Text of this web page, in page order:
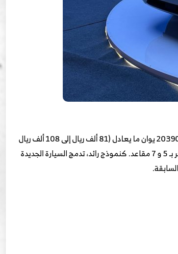
اليوم رسميًا تم إطلاق شيري تيجو 9، وأطلقت السيارة الجديدة ما مجموعه 5 فئات، بسعر 152900 إلى 203900 يوان ما يعادل (81 ألف ريال إلى 108 ألف ريال
سعودي) . تم وضع السيارة الجديدة على أنها سيارة رياضية متعددة الاستخدامات متوسطة الحجم ، وتتوفر بـ 5 و 7 مقاعد. كنموذج رائد، تدمج السيارة الجديدة